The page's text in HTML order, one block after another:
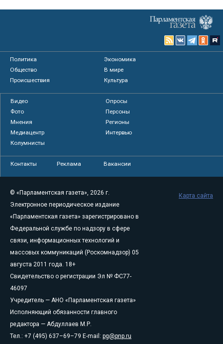
Политика
Экономика
Общество
В мире
Происшествия
Культура
Видео
Опросы
Фото
Персоны
Мнения
Регионы
Медиацентр
Интервью
Колумнисты
Контакты Реклама Вакансии
© «Парламентская газета», 2026 г.
Электронное периодическое издание
«Парламентская газета» зарегистрировано в
Федеральной службе по надзору в сфере
связи, информационных технологий и
массовых коммуникаций (Роскомнадзор) 05
августа 2011 года. 18+
Свидетельство о регистрации Эл № ФС77-
46097
Учредитель — АНО «Парламентская газета»
Исполняющий обязанности главного
редактора — Абдуллаев М.Р.
Тел.: +7 (495) 637–69–79 E-mail: pg@pnp.ru
Карта сайта